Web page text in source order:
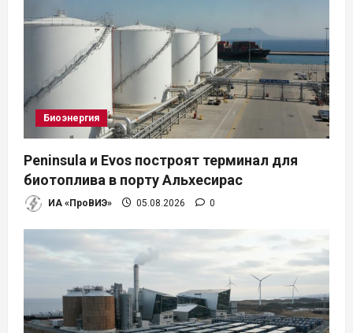
м
Биоэнергия
Peninsula и Evos построят терминал для
биотоплива в порту Альхесирас
ИА «ПроВИЭ» 05.08.2026 0